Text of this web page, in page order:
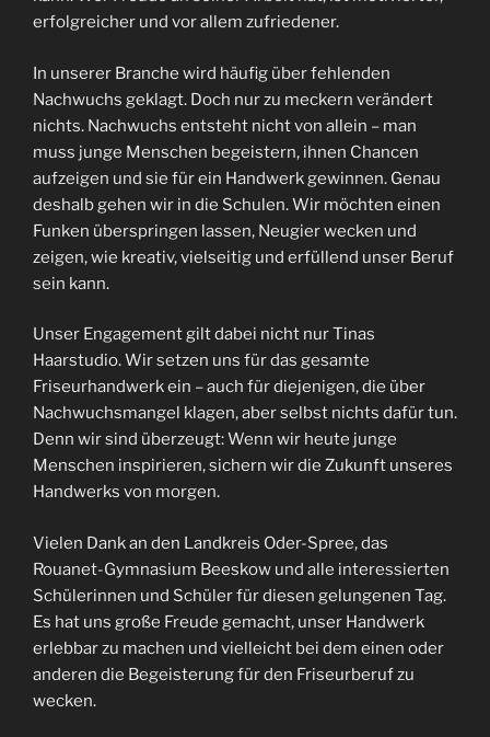
erfolgreicher und vor allem zufriedener.
In unserer Branche wird häufig über fehlenden
Nachwuchs geklagt. Doch nur zu meckern verändert
nichts. Nachwuchs entsteht nicht von allein – man
muss junge Menschen begeistern, ihnen Chancen
aufzeigen und sie für ein Handwerk gewinnen. Genau
deshalb gehen wir in die Schulen. Wir möchten einen
Funken überspringen lassen, Neugier wecken und
zeigen, wie kreativ, vielseitig und erfüllend unser Beruf
sein kann.
Unser Engagement gilt dabei nicht nur Tinas
Haarstudio. Wir setzen uns für das gesamte
Friseurhandwerk ein – auch für diejenigen, die über
Nachwuchsmangel klagen, aber selbst nichts dafür tun.
Denn wir sind überzeugt: Wenn wir heute junge
Menschen inspirieren, sichern wir die Zukunft unseres
Handwerks von morgen.
Vielen Dank an den Landkreis Oder-Spree, das
Rouanet-Gymnasium Beeskow und alle interessierten
Schülerinnen und Schüler für diesen gelungenen Tag.
Es hat uns große Freude gemacht, unser Handwerk
erlebbar zu machen und vielleicht bei dem einen oder
anderen die Begeisterung für den Friseurberuf zu
wecken.